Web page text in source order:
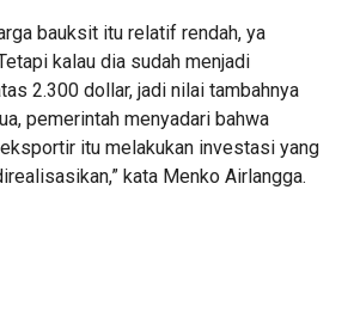
bauksit itu relatif rendah, ya
kalau dia sudah menjadi
2.300 dollar, jadi nilai tambahnya
pemerintah menyadari bahwa
itu melakukan investasi yang
kata Menko Airlangga.